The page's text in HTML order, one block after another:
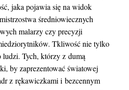
jaka pojawia się na widok
średniowiecznych
malarzy czy precyzji
Tkliwość nie tylko
Tych, którzy z dumą
by zaprezentować światowej
z rękawiczkami i bezcennym